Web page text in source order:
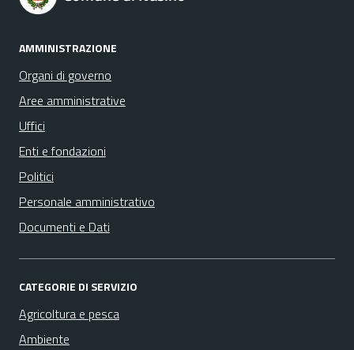
AMMINISTRAZIONE
Organi di governo
Aree amministrative
Uffici
Enti e fondazioni
Politici
Personale amministrativo
Documenti e Dati
CATEGORIE DI SERVIZIO
Agricoltura e pesca
Ambiente